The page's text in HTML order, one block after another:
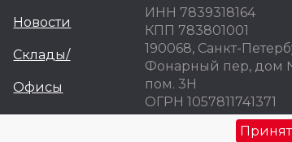
Новости
Склады/
Офисы
ИНН 7839318164
КПП 783801001
190068, Санкт-
Фонарный пер, дом
пом. 3Н
ОГРН 1057811741371
ОКПО 77676245